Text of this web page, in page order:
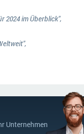
2024 im Überblick",
Unternehmen